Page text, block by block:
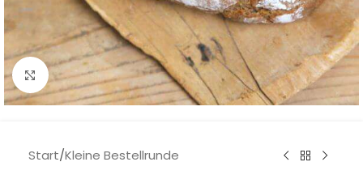
Klick zum Vergrößern
Start/Kleine Bestellrunde